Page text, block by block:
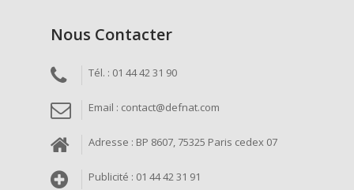
Nous Contacter
Tél. : 01 44 42 31 90
Email : contact@defnat.com
Adresse : BP 8607, 75325 Paris cedex 07
Publicité : 01 44 42 31 91